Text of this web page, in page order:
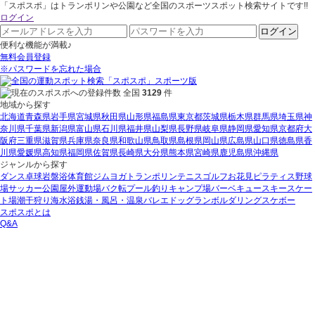
「スポスポ」はトランポリンや公園など全国のスポーツスポット検索サイトです!!
ログイン
ログイン
便利な機能が満載♪
無料会員登録
※パスワードを忘れた場合
全国 3129 件
地域から探す
北海道青森県岩手県宮城県秋田県山形県福島県東京都茨城県栃木県群馬県埼玉県神
奈川県千葉県新潟県富山県石川県福井県山梨県長野県岐阜県静岡県愛知県京都府大
阪府三重県滋賀県兵庫県奈良県和歌山県鳥取県島根県岡山県広島県山口県徳島県香
川県愛媛県高知県福岡県佐賀県長崎県大分県熊本県宮崎県鹿児島県沖縄県
ジャンルから探す
ダンス卓球岩盤浴体育館ジムヨガ トランポリンテニスゴルフお花見ピラティス野球
場サッカー公園 屋外運動場バク転プール釣り キャンプ場バーベキュースキースケー
ト場潮干狩り 海水浴銭湯・風呂・温泉バレエ ドッグランボルダリングスケボー
スポスポとは
Q&A